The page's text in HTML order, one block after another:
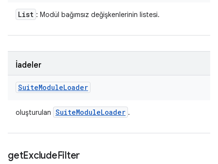
List : Modül bağımsız değişkenlerinin listesi.
İadeler
SuiteModuleLoader
oluşturulan SuiteModuleLoader .
getExcludeFilter